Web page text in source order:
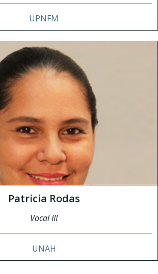
UPNFM
Patricia Rodas
Vocal III
UNAH